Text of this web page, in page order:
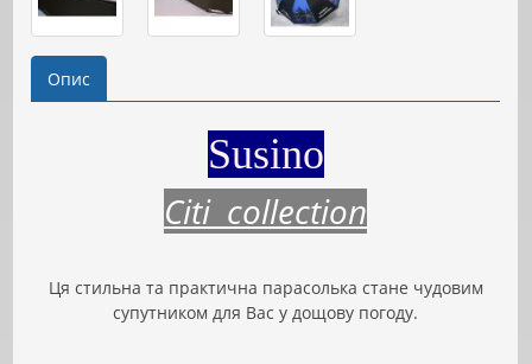
Опис
Susino
Citi collection
Ця стильна та практична парасолька стане чудовим
супутником для Вас у дощову погоду.